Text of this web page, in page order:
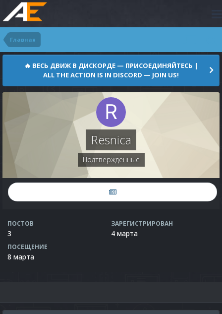
Главная
🔥 ВЕСЬ ДВИЖ В ДИСКОРДЕ — ПРИСОЕДИНЯЙТЕСЬ |
ALL THE ACTION IS IN DISCORD — JOIN US!
Resnica
Подтвержденные
ПОСТОВ
3
ЗАРЕГИСТРИРОВАН
4 марта
ПОСЕЩЕНИЕ
8 марта